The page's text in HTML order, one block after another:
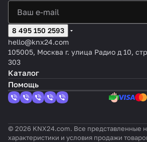
8 495 150 2593
hello@knx24.com
105005, Москва г. улица Радио д 10,
303
Каталог
Помощь
© 2026 KNX24.com. Все представленные
характеристики и условия продажи